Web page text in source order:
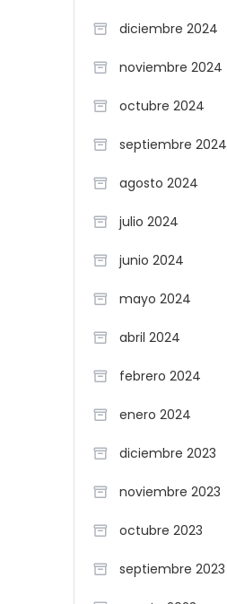
diciembre 2024
noviembre 2024
octubre 2024
septiembre 2024
agosto 2024
julio 2024
junio 2024
mayo 2024
abril 2024
febrero 2024
enero 2024
diciembre 2023
noviembre 2023
octubre 2023
septiembre 2023